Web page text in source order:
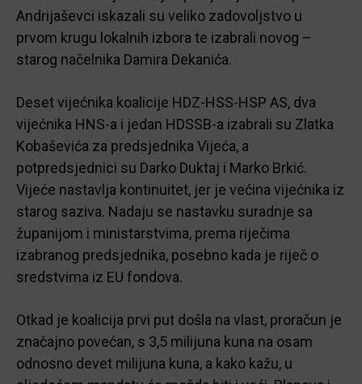
Andrijaševci iskazali su veliko zadovoljstvo u
prvom krugu lokalnih izbora te izabrali novog –
starog načelnika Damira Dekanića.
Deset vijećnika koalicije HDZ-HSS-HSP AS, dva
vijećnika HNS-a i jedan HDSSB-a izabrali su Zlatka
Kobaševića za predsjednika Vijeća, a
potpredsjednici su Darko Duktaj i Marko Brkić.
Vijeće nastavlja kontinuitet, jer je većina vijećnika iz
starog saziva. Nadaju se nastavku suradnje sa
županijom i ministarstvima, prema riječima
izabranog predsjednika, posebno kada je riječ o
sredstvima iz EU fondova.
Otkad je koalicija prvi put došla na vlast, proračun je
značajno povećan, s 3,5 milijuna kuna na osam
odnosno devet milijuna kuna, a kako kažu, u